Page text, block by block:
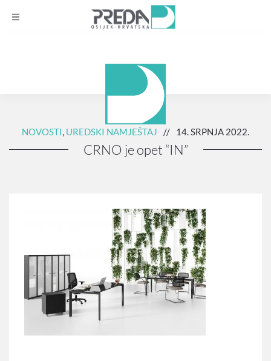
NOVOSTI, UREDSKI NAMJEŠTAJ // 14. SRPNJA 2022.
CRNO je opet “IN”